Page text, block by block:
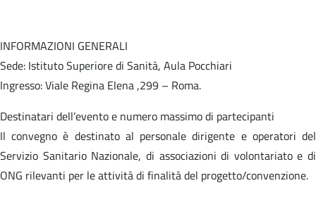
INFORMAZIONI GENERALI
Sede: Istituto Superiore di Sanità, Aula Pocchiari
Ingresso: Viale Regina Elena ,299 – Roma.
Destinatari dell’evento e numero massimo di partecipanti
Il convegno è destinato al personale dirigente e operatori del
Servizio Sanitario Nazionale, di associazioni di volontariato e di
ONG rilevanti per le attività di finalità del progetto/convenzione.